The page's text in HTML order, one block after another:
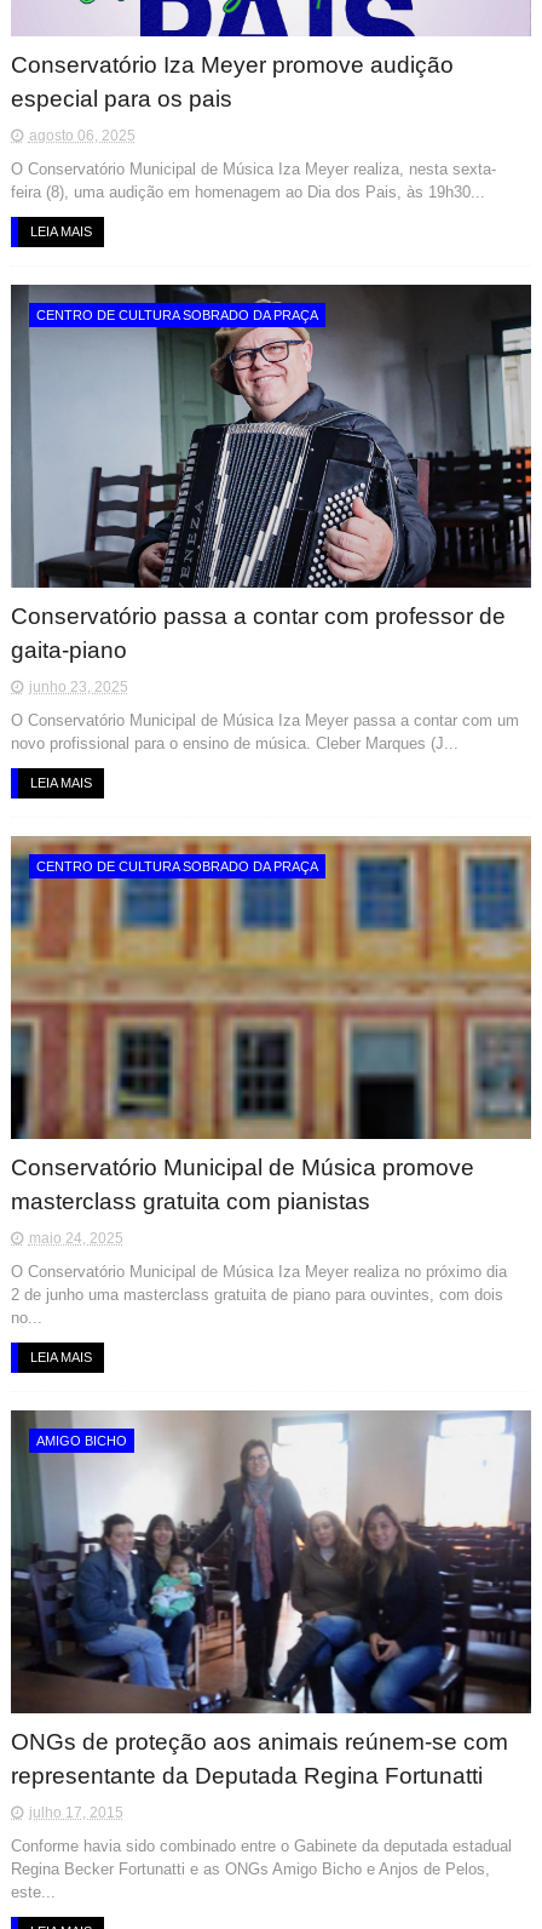
Conservatório Iza Meyer promove audição
especial para os pais
agosto 06, 2025
O Conservatório Municipal de Música Iza Meyer realiza, nesta sexta-
feira (8), uma audição em homenagem ao Dia dos Pais, às 19h30...
LEIA MAIS
CENTRO DE CULTURA SOBRADO DA PRAÇA
Conservatório passa a contar com professor de
gaita-piano
junho 23, 2025
O Conservatório Municipal de Música Iza Meyer passa a contar com um
novo profissional para o ensino de música. Cleber Marques (J...
LEIA MAIS
CENTRO DE CULTURA SOBRADO DA PRAÇA
Conservatório Municipal de Música promove
masterclass gratuita com pianistas
maio 24, 2025
O Conservatório Municipal de Música Iza Meyer realiza no próximo dia
2 de junho uma masterclass gratuita de piano para ouvintes, com dois
no...
LEIA MAIS
AMIGO BICHO
ONGs de proteção aos animais reúnem-se com
representante da Deputada Regina Fortunatti
julho 17, 2015
Conforme havia sido combinado entre o Gabinete da deputada estadual
Regina Becker Fortunatti e as ONGs Amigo Bicho e Anjos de Pelos,
este...